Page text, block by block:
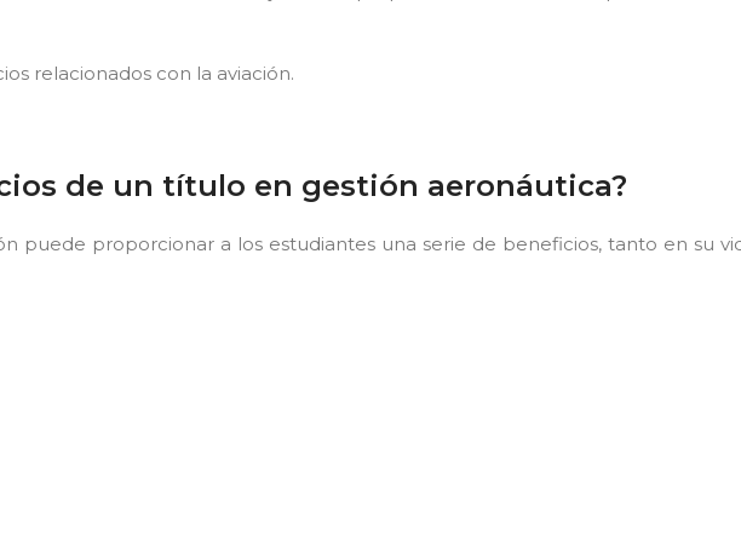
relacionados con la aviación.
de un título en gestión aeronáutica?
puede proporcionar a los estudiantes una serie de beneficios, tanto en su